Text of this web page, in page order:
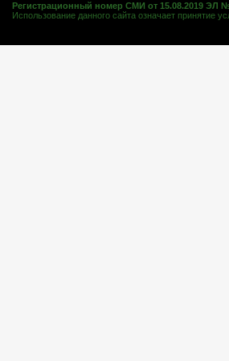
Регистрационный номер СМИ от 15.08.2019 ЭЛ
Использование данного сайта означает принятие